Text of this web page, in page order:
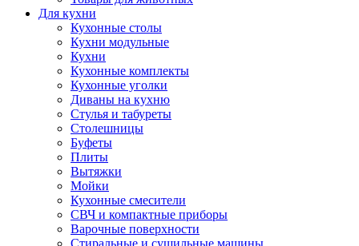
Для кухни
Кухонные столы
Кухни модульные
Кухни
Кухонные комплекты
Кухонные уголки
Диваны на кухню
Стулья и табуреты
Столешницы
Буфеты
Плиты
Вытяжки
Мойки
Кухонные смесители
СВЧ и компактные приборы
Варочные поверхности
Стиральные и сушильные машины